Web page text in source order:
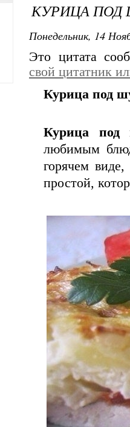
КУРИЦА ПОД
Понедельник, 14
Это цитата
свой цитатник
Курица под
Курица под
любимым
горячем
простой,